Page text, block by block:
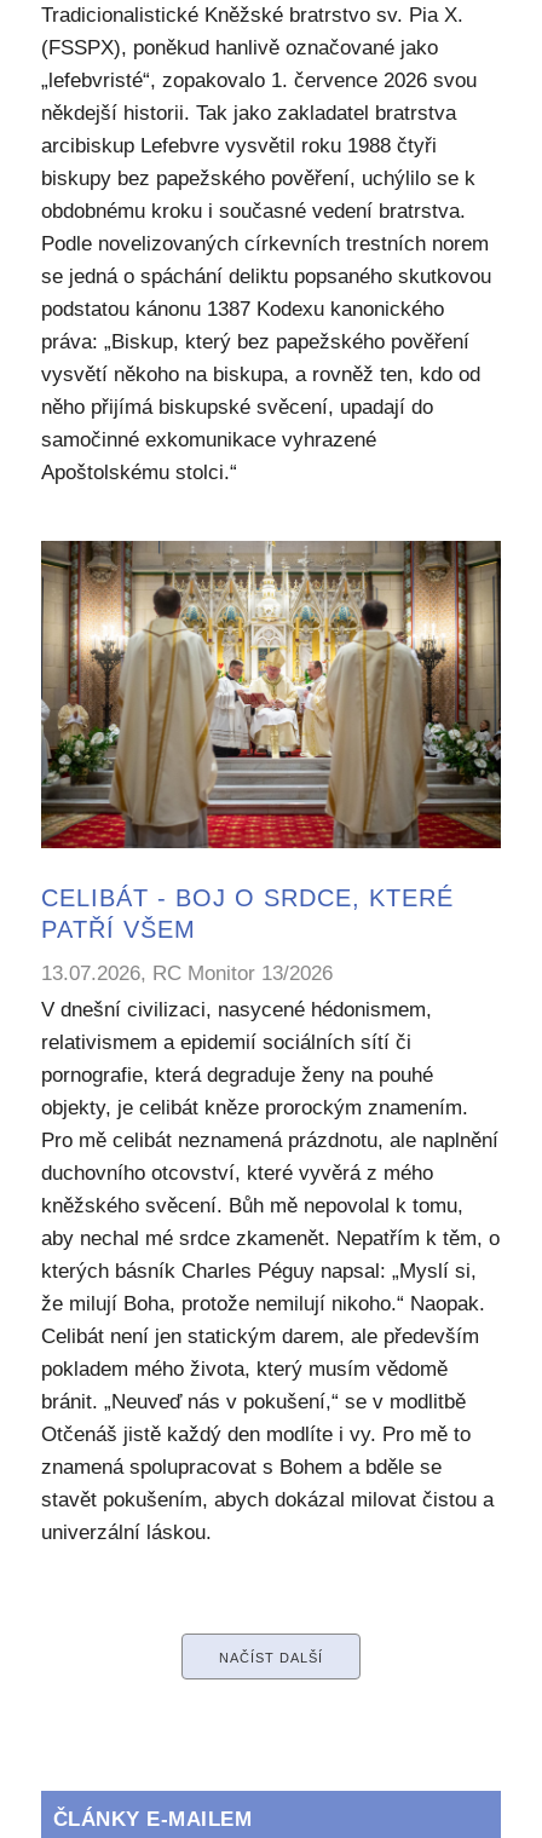
Tradicionalistické Kněžské bratrstvo sv. Pia X.
(FSSPX), poněkud hanlivě označované jako
„lefebvristé“, zopakovalo 1. července 2026 svou
někdejší historii. Tak jako zakladatel bratrstva
arcibiskup Lefebvre vysvětil roku 1988 čtyři
biskupy bez papežského pověření, uchýlilo se k
obdobnému kroku i současné vedení bratrstva.
Podle novelizovaných církevních trestních norem
se jedná o spáchání deliktu popsaného skutkovou
podstatou kánonu 1387 Kodexu kanonického
práva: „Biskup, který bez papežského pověření
vysvětí někoho na biskupa, a rovněž ten, kdo od
něho přijímá biskupské svěcení, upadají do
samočinné exkomunikace vyhrazené
Apoštolskému stolci.“
CELIBÁT - BOJ O SRDCE, KTERÉ
PATŘÍ VŠEM
13.07.2026, RC Monitor 13/2026
V dnešní civilizaci, nasycené hédonismem,
relativismem a epidemií sociálních sítí či
pornografie, která degraduje ženy na pouhé
objekty, je celibát kněze prorockým znamením.
Pro mě celibát neznamená prázdnotu, ale naplnění
duchovního otcovství, které vyvěrá z mého
kněžského svěcení. Bůh mě nepovolal k tomu,
aby nechal mé srdce zkamenět. Nepatřím k těm, o
kterých básník Charles Péguy napsal: „Myslí si,
že milují Boha, protože nemilují nikoho.“ Naopak.
Celibát není jen statickým darem, ale především
pokladem mého života, který musím vědomě
bránit. „Neuveď nás v pokušení,“ se v modlitbě
Otčenáš jistě každý den modlíte i vy. Pro mě to
znamená spolupracovat s Bohem a bděle se
stavět pokušením, abych dokázal milovat čistou a
univerzální láskou.
NAČÍST DALŠÍ
ČLÁNKY E-MAILEM